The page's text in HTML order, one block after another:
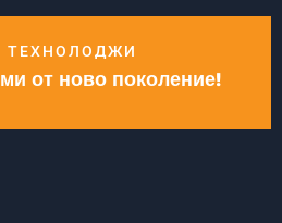
ТЕХНОЛОДЖИ
от ново поколение!